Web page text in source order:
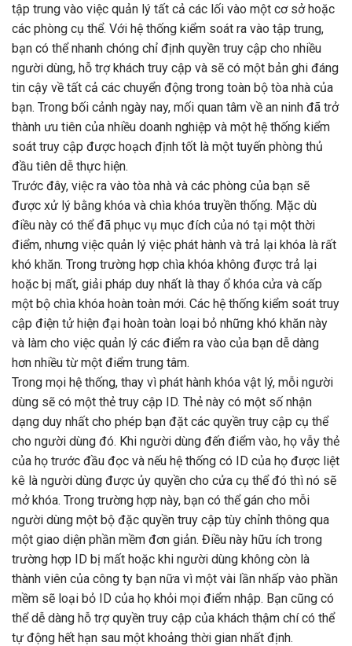
tập trung vào việc quản lý tất cả các lối vào một cơ sở hoặc
các phòng cụ thể. Với hệ thống kiểm soát ra vào tập trung,
bạn có thể nhanh chóng chỉ định quyền truy cập cho nhiều
người dùng, hỗ trợ khách truy cập và sẽ có một bản ghi đáng
tin cậy về tất cả các chuyển động trong toàn bộ tòa nhà của
bạn. Trong bối cảnh ngày nay, mối quan tâm về an ninh đã trở
thành ưu tiên của nhiều doanh nghiệp và một hệ thống kiểm
soát truy cập được hoạch định tốt là một tuyến phòng thủ
đầu tiên dễ thực hiện.
Trước đây, việc ra vào tòa nhà và các phòng của bạn sẽ
được xử lý bằng khóa và chìa khóa truyền thống. Mặc dù
điều này có thể đã phục vụ mục đích của nó tại một thời
điểm, nhưng việc quản lý việc phát hành và trả lại khóa là rất
khó khăn. Trong trường hợp chìa khóa không được trả lại
hoặc bị mất, giải pháp duy nhất là thay ổ khóa cửa và cấp
một bộ chìa khóa hoàn toàn mới. Các hệ thống kiểm soát truy
cập điện tử hiện đại hoàn toàn loại bỏ những khó khăn này
và làm cho việc quản lý các điểm ra vào của bạn dễ dàng
hơn nhiều từ một điểm trung tâm.
Trong mọi hệ thống, thay vì phát hành khóa vật lý, mỗi người
dùng sẽ có một thẻ truy cập ID. Thẻ này có một số nhận
dạng duy nhất cho phép bạn đặt các quyền truy cập cụ thể
cho người dùng đó. Khi người dùng đến điểm vào, họ vẫy thẻ
của họ trước đầu đọc và nếu hệ thống có ID của họ được liệt
kê là người dùng được ủy quyền cho cửa cụ thể đó thì nó sẽ
mở khóa. Trong trường hợp này, bạn có thể gán cho mỗi
người dùng một bộ đặc quyền truy cập tùy chỉnh thông qua
một giao diện phần mềm đơn giản. Điều này hữu ích trong
trường hợp ID bị mất hoặc khi người dùng không còn là
thành viên của công ty bạn nữa vì một vài lần nhấp vào phần
mềm sẽ loại bỏ ID của họ khỏi mọi điểm nhập. Bạn cũng có
thể dễ dàng hỗ trợ quyền truy cập của khách thậm chí có thể
tự động hết hạn sau một khoảng thời gian nhất định.